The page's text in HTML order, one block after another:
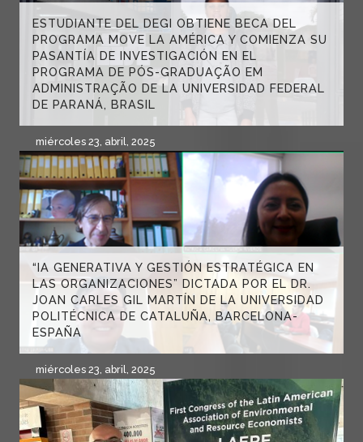
ESTUDIANTE DEL DEGI OBTIENE BECA DEL
PROGRAMA MOVE LA AMÉRICA Y COMIENZA SU
PASANTÍA DE INVESTIGACIÓN EN EL
PROGRAMA DE PÓS-GRADUAÇÃO EM
ADMINISTRAÇÃO DE LA UNIVERSIDAD FEDERAL
DE PARANÁ, BRASIL
miércoles 23, abril, 2025
“IA GENERATIVA Y GESTIÓN ESTRATÉGICA EN
LAS ORGANIZACIONES” DICTADA POR EL DR.
JOAN CARLES GIL MARTÍN DE LA UNIVERSIDAD
POLITÉCNICA DE CATALUÑA, BARCELONA-
ESPAÑA
miércoles 23, abril, 2025